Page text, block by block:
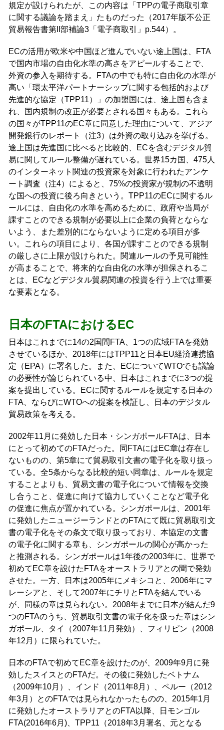
規定が設けられたが、この内容は「TPPの電子商取引章
に関する議論を踏まえ」たものだった（2017年版不公正
貿易報告書第II部補論3「電子商取引」p.544）。
ECの活用が欧米や中国ほど進んでいない途上国は、FTA
で国内市場の自由化水準の高さをアピールすることで、
外資の参入を期待する。FTAの中でも特に自由化の水準が
高い「環太平洋パートナーシップに関する包括的および
先進的な協定（TPP11）」の加盟国には、途上国も含ま
れ、国内規制の改正が必要とされる国々もある。これら
の国々がTPP11のEC章に同意した理由について、アジア
開発銀行のレポート（注3）は外資の取り込みを挙げる。
途上国は先進国に比べると比較的、ECを含むデジタル貿
易に関してルール整備が遅れている。世界15カ国、475人
のインターネット関連の投資家を対象に行われたアンケ
ート調査（注4）によると、75%の投資家が規制の不透明
な国への投資に後ろ向きという。TPP11のECに関するル
ールには、自由化の水準を高めるために、政府や当局が
課すことのできる規制が必要以上に企業の負荷とならな
いよう、また差別的にならないように定める項目が多
い。これらの項目により、各国が課すことのできる規制
の厳しさに上限が設けられた。関連ルールの予見可能性
が高まることで、将来的な自由化の水準が担保されるこ
とは、ECなどデジタル貿易関連の投資を行う上では重要
な要素となる。
日本のFTAにおけるEC
日本はこれまでに14の2国間FTA、1つの広域FTAを発効
させているほか、2018年にはTPP11と日本EU経済連携協
定（EPA）に署名した。また、ECについてWTOでも議論
の必要性が論じられている中、日本はこれまでに3つの提
案を提出している。ECに関するルールを規定する日本の
FTA、ならびにWTOへの提案を検証し、日本のデジタル
貿易政策を考える。
2002年11月に発効した日本・シンガポールFTAは、日本
にとって初めてのFTAだった。同FTAにはEC章は存在し
ないものの、第5章にて貿易取引文書の電子化を取り扱っ
ている。全5条からなる比較的短い同章は、ルールを規定
することよりも、貿易文書の電子化について情報を交換
し合うこと、促進に向けて協力していくことなど電子化
の促進に焦点が置かれている。シンガポールは、2001年
に発効したニュージーランドとのFTAにて既に貿易取引文
書の電子化をその条文で取り扱っており、本協定の文書
の電子化に関する章も、シンガポールの関心が高かった
と推測される。シンガポールは1年後の2003年に、世界で
初めてEC章を設けたFTAをオーストラリアとの間で発効
させた。一方、日本は2005年にメキシコと、2006年にマ
レーシアと、そして2007年にチリとFTAを結んでいる
が、同様の章は見られない。2008年までに日本が結んだ9
つのFTAのうち、貿易取引文書の電子化を扱った章はシン
ガポール、タイ（2007年11月発効）、フィリピン（2008
年12月）に限られていた。
日本のFTAで初めてEC章を設けたのが、2009年9月に発
効したスイスとのFTAだ。その後に発効したベトナム
（2009年10月）、インド（2011年8月）、ペルー（2012
年3月）とのFTAでは見られなかったものの、2015年1月
に発効したオーストラリアとのFTA以降、日モンゴル
FTA(2016年6月)、TPP11（2018年3月署名、元となる